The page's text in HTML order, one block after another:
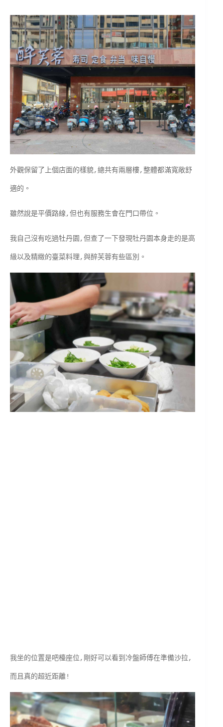
外觀保留了上個店面的樣貌,總共有兩層樓,整體都滿寬敞舒
適的。
雖然說是平價路線,但也有服務生會在門口帶位。
我自己沒有吃過牡丹園,但查了一下發現牡丹園本身走的是高
級以及精緻的臺菜料理,與醉芙蓉有些區別。
我坐的位置是吧檯座位,剛好可以看到冷盤師傅在準備沙拉,
而且真的超近距離!